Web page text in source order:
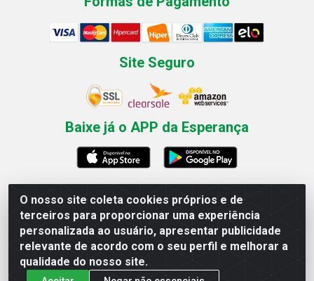
O nosso site coleta cookies próprios e de
terceiros para proporcionar uma experiência
personalizada ao usuário, apresentar publicidade
relevante de acordo com o seu perfil e melhorar a
qualidade do nosso site.
Site Seguro
Baixe já o APP da Esperança
Esperança Nordeste - Rua Professor Caldas Filho, 291 -
Estância - Recife / PE CEP: 50771-335 - CNPJ
03.666.136/0001-23